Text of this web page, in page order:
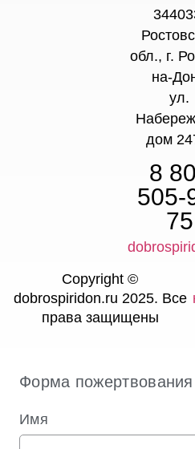
обл., г.
на-
ул.
дом
8
505-
75
Copyright ©
dobrospiridon.ru 2025. Все
права защищены
Форма пожертвования
Имя